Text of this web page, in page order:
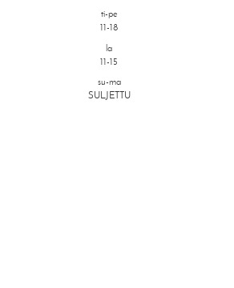
ti-pe
11-18
la
11-15
su-ma
SULJETTU